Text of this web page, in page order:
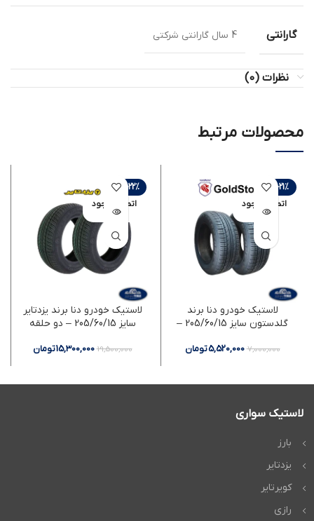
گارانتی 4 سال گارانتی شرکتی
نظرات (0)
محصولات مرتبط
-21%
اتمام موجود
ی
لاستیک خودرو دنا برند
گلدستون سایز 205/60/15 –
7,000,000
5,520,000تومان
-22%
اتمام موجود
ی
لاستیک خودرو دنا برند یزدتایر
سایز 205/60/15 – دو حلقه
19,500,000
15,300,000تومان
لاستیک سواری
بارز
یزدتایر
کویرتایر
رازی